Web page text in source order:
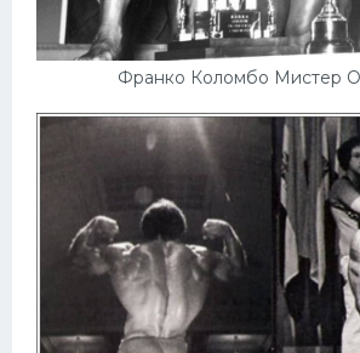
Франко Коломбо Мистер